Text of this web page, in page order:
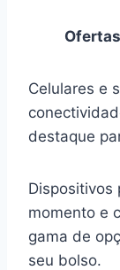
Celulares e
destaque
Dispositivos
momento e
gama de
seu bolso.